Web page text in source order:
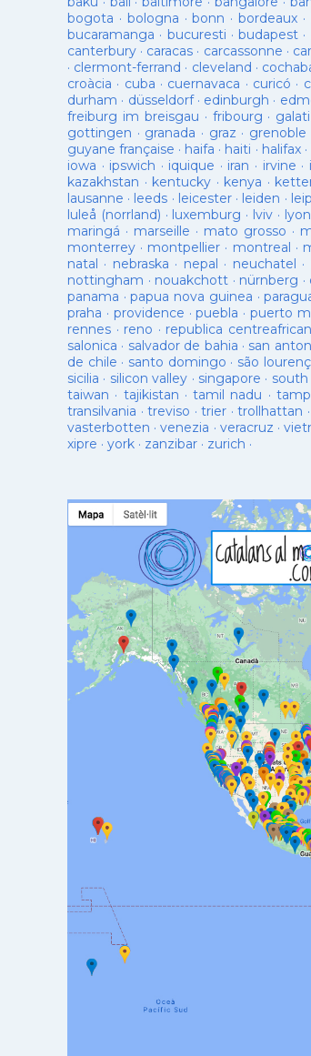
bogota · bologna ·bonn ·bordeaux ·
bucaramanga · bucuresti · budapest ·
canterbury · caracas · carcassonne ·
· clermont-ferrand · cleveland ·
croàcia · cuba · cuernavaca · curicó ·
durham · düsseldorf· edinburgh ·
freiburg im breisgau · fribourg · galati
gottingen · granada · graz · grenoble
guyane française · haifa · haiti · halifax·
iowa · ipswich · iquique · iran · irvine ·
kazakhstan · kentucky · kenya ·
lausanne · leeds · leicester· leiden ·
luleå (norrland) · luxemburg · lviv · lyon
maringá · marseille · mato grosso ·
monterrey · montpellier · montreal ·
natal · nebraska · nepal · neuchatel ·
nottingham · nouakchott · nürnberg ·
panama ·papua nova guinea ·
praha · providence ·puebla ·puerto
rennes · reno · republica
salonica · salvador de bahia · san
de chile · santo domingo · são
sicilia · silicon valley · singapore · south
taiwan · tajikistan ·tamil nadu ·
transilvania ·treviso ·trier ·trollhattan ·
vasterbotten ·venezia · veracruz ·
xipre · york · zanzibar · zurich ·